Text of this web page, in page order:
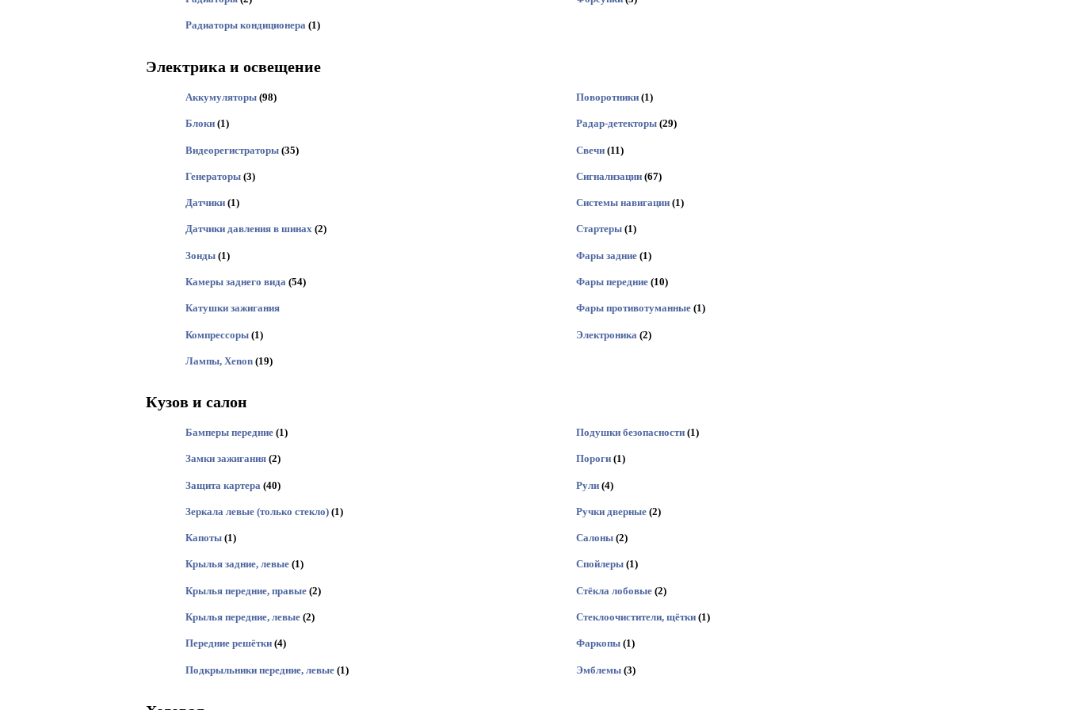
Радиаторы кондиционера (1)
Электрика и освещение
Аккумуляторы (98)
Блоки (1)
Видеорегистраторы (35)
Генераторы (3)
Датчики (1)
Датчики давления в шинах (2)
Зонды (1)
Камеры заднего вида (54)
Катушки зажигания
Компрессоры (1)
Лампы, Xenon (19)
Поворотники (1)
Радар-детекторы (29)
Свечи (11)
Сигнализации (67)
Системы навигации (1)
Стартеры (1)
Фары задние (1)
Фары передние (10)
Фары противотуманные (1)
Электроника (2)
Кузов и салон
Бамперы передние (1)
Замки зажигания (2)
Защита картера (40)
Зеркала левые (только стекло) (1)
Капоты (1)
Крылья задние, левые (1)
Крылья передние, правые (2)
Крылья передние, левые (2)
Передние решётки (4)
Подкрыльники передние, левые (1)
Подушки безопасности (1)
Пороги (1)
Рули (4)
Ручки дверные (2)
Салоны (2)
Спойлеры (1)
Стёкла лобовые (2)
Стеклоочистители, щётки (1)
Фаркопы (1)
Эмблемы (3)